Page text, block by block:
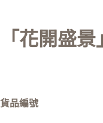
「花開盛
貨品編號